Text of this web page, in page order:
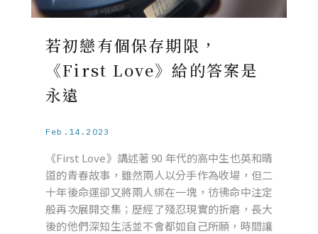
若初戀有個保存期限，
《First Love》給的答案是
永遠
Feb.14.2023
《First Love》講述著 90 年代的高中生也英和晴
道的青春故事，雖然兩人以分手作為收場，但二
十年後命運卻又將兩人綁在一塊，彷彿命中注定
般再次展開交集；歷經了殘忍現實的折磨，長大
後的他們深知生活並不會都如自己所願，時間讓